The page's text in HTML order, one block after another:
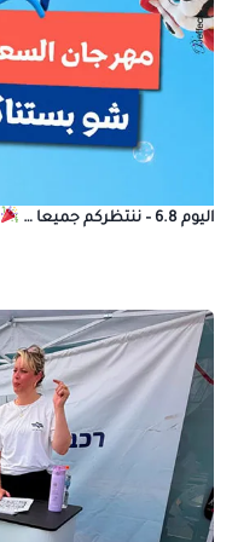
اليوم 6.8 – ننتظركم جميعا …